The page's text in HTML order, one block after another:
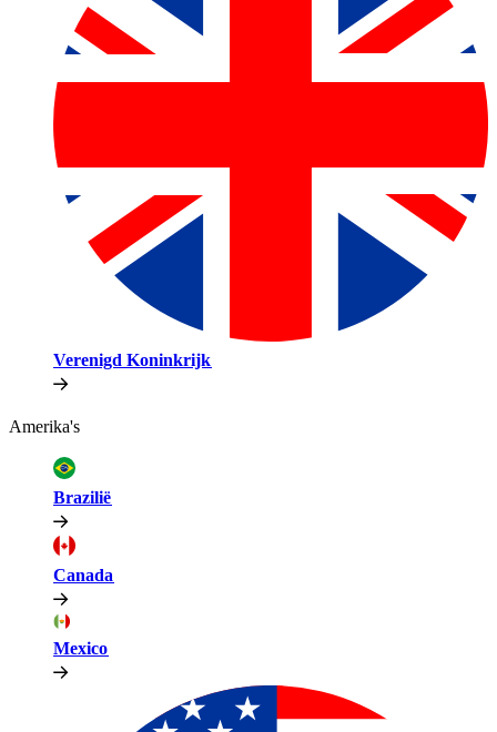
Verenigd Koninkrijk​​
Amerika's​​
Brazilië​​
Canada​​
Mexico​​